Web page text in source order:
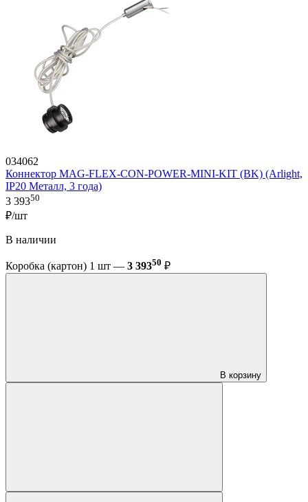
034062
Коннектор MAG-FLEX-CON-POWER-MINI-KIT (BK) (Arlight,
IP20 Металл, 3 года)
3 39350
₽/шт
В наличии
Коробка (картон) 1 шт — 3 39350 ₽
В корзину